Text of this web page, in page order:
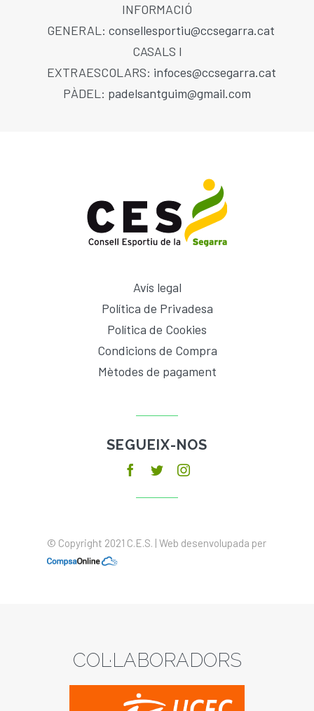
INFORMACIÓ
GENERAL:consellesportiu@ccsegarra.cat
CASALS I
EXTRAESCOLARS: infoces@ccsegarra.cat
PÀDEL: padelsantguim@gmail.com
Avís legal
Política de Privadesa
Política de Cookies
Condicions de Compra
Mètodes de pagament
SEGUEIX-NOS
© Copyright 2021 C.E.S. | Web desenvolupada per
COL·LABORADORS